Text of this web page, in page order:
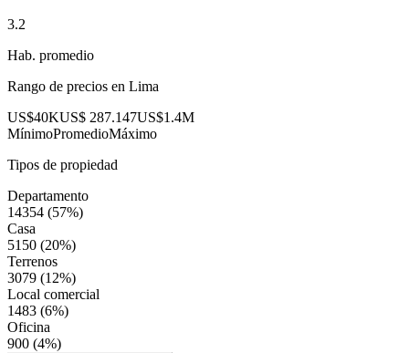
3.2
Hab. promedio
Rango de precios en Lima
US$40KUS$ 287.147US$1.4M
MínimoPromedioMáximo
Tipos de propiedad
Departamento
14354 (57%)
Casa
5150 (20%)
Terrenos
3079 (12%)
Local comercial
1483 (6%)
Oficina
900 (4%)